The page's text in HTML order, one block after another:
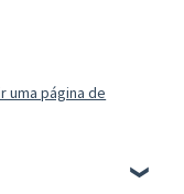
uma página de